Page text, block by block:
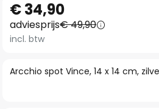
naar
het
begin
de
Arcchio spot Vince, 14 x 14 cm,
€ 34,90
adviesprijs€ 49,90
incl. btw